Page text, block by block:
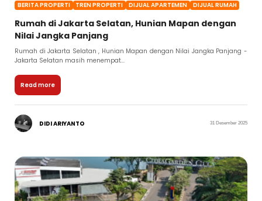
BERITA PROPERTI TREN PROPERTI DIJUAL APARTEMEN DIJUAL RUMAH
Rumah di Jakarta Selatan, Hunian Mapan dengan
Nilai Jangka Panjang
Rumah di Jakarta Selatan , Hunian Mapan dengan Nilai Jangka Panjang -
Jakarta Selatan masih menempat...
Read more
DIDI ARIYANTO 31 Desember 2025